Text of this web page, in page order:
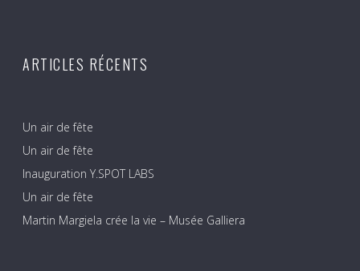
ARTICLES RÉCENTS
Un air de fête
Un air de fête
Inauguration Y.SPOT LABS
Un air de fête
Martin Margiela crée la vie – Musée Galliera